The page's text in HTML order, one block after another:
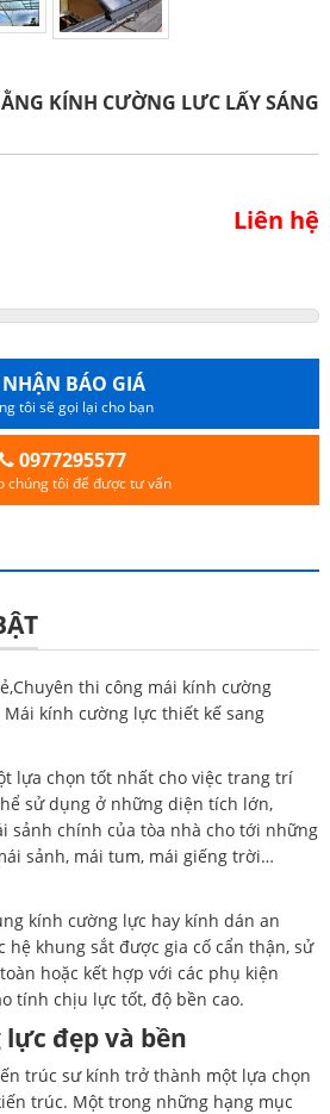
KÍNH CƯỜNG LƯC LẤY SÁNG
Liên hệ
NHẬN BÁO GIÁ
tôi sẽ gọi lại cho bạn
0977295577
chúng tôi để được tư vấn
thi công mái kính cường
kính cường lực thiết kế sang
lựa chọn tốt nhất cho việc trang trí
sử dụng ở những diện tích lớn,
sảnh chính của tòa nhà cho tới những
sảnh, mái tum, mái giếng trời…
kính cường lực hay kính dán an
hệ khung sắt được gia cố cẩn thận, sử
hoặc kết hợp với các phụ kiện
tính chịu lực tốt, độ bền cao.
đẹp và bền
trúc sư kính trở thành một lựa chọn
trúc. Một trong những hạng mục